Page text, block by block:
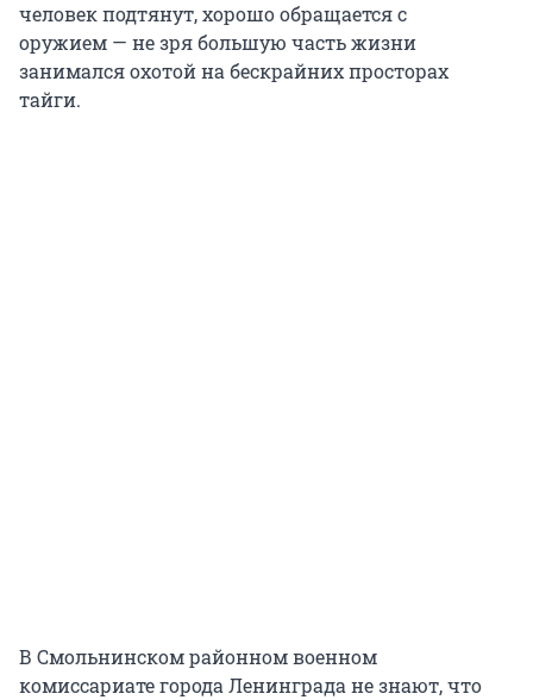
человек подтянут, хорошо обращается с
оружием — не зря большую часть жизни
занимался охотой на бескрайних просторах
тайги.
В Смольнинском районном военном
комиссариате города Ленинграда не знают, что